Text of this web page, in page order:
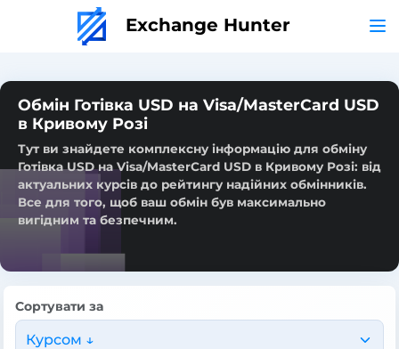
Exchange Hunter
Обмін Готівка USD на Visa/MasterCard USD
в Кривому Розі
Тут ви знайдете комплексну інформацію для обміну
Готівка USD на Visa/MasterCard USD в Кривому Розі: від
актуальних курсів до рейтингу надійних обмінників.
Все для того, щоб ваш обмін був максимально
вигідним та безпечним.
Сортувати за
Курсом ↓